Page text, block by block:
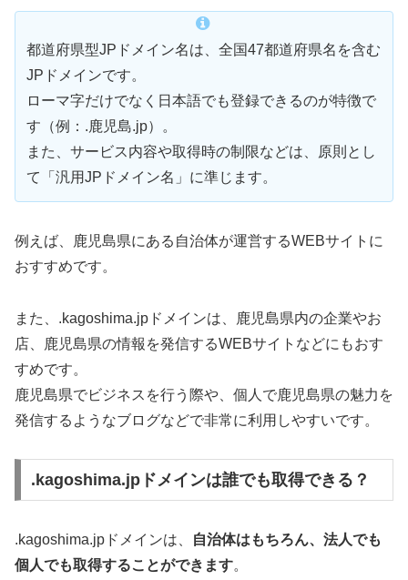
都道府県型JPドメイン名は、全国47都道府県名を含む
JPドメインです。
ローマ字だけでなく日本語でも登録できるのが特徴で
す（例：.鹿児島.jp）。
また、サービス内容や取得時の制限などは、原則とし
て「汎用JPドメイン名」に準じます。
例えば、鹿児島県にある自治体が運営するWEBサイトに
おすすめです。
また、.kagoshima.jpドメインは、鹿児島県内の企業やお
店、鹿児島県の情報を発信するWEBサイトなどにもおす
すめです。
鹿児島県でビジネスを行う際や、個人で鹿児島県の魅力を
発信するようなブログなどで非常に利用しやすいです。
.kagoshima.jpドメインは誰でも取得できる？
.kagoshima.jpドメインは、
自治体はもちろん、法人でも
個人でも取得することができます。